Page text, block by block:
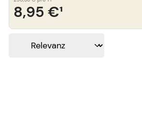
8,95 €¹